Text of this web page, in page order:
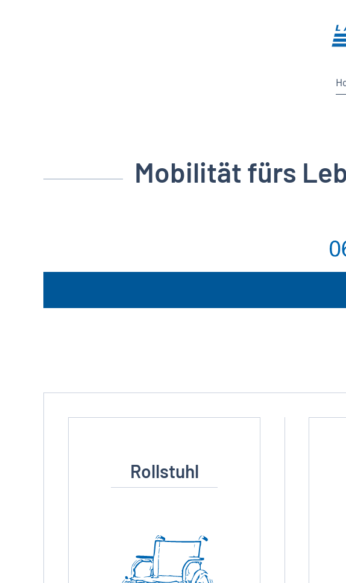
Mobilität fürs
Rollstuhl